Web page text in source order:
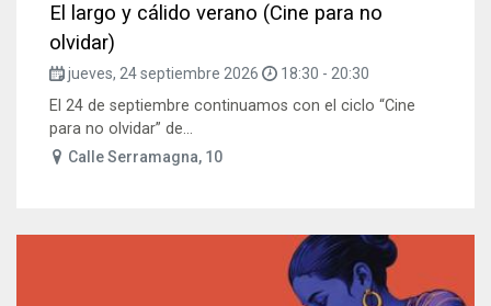
El largo y cálido verano (Cine para no
olvidar)
jueves, 24 septiembre 2026 18:30 -20:30
El 24 de septiembre continuamos con el ciclo “Cine
para no olvidar” de...
Calle Serramagna, 10